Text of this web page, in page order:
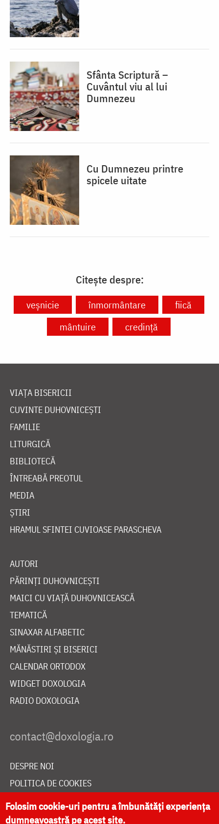
Sfânta Scriptură –
Cuvântul viu al lui
Dumnezeu
Cu Dumnezeu printre
spicele uitate
Citește despre:
veșnicie înmormântare
fiică
mântuire
credință
VIAȚA BISERICII
CUVINTE DUHOVNICEȘTI
FAMILIE
LITURGICĂ
BIBLIOTECĂ
ÎNTREABĂ PREOTUL
MEDIA
ȘTIRI
HRAMUL SFINTEI CUVIOASE PARASCHEVA
AUTORI
PĂRINȚI DUHOVNICEȘTI
MAICI CU VIAȚĂ DUHOVNICEASCĂ
TEMATICĂ
SINAXAR ALFABETIC
MĂNĂSTIRI ȘI BISERICI
CALENDAR ORTODOX
WIDGET DOXOLOGIA
RADIO DOXOLOGIA
DESPRE NOI
POLITICA DE COOKIES
DONEAZĂ ONLINE PENTRU CATEDRALA NAȚIONALĂ
Folosim cookie-uri pentru a îmbunătăți experiența
dumneavoastră pe acest site.